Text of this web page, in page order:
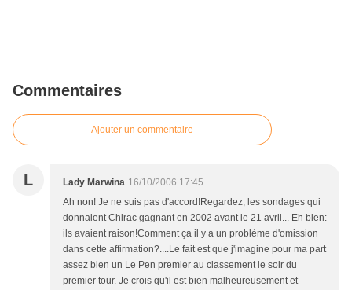
Commentaires
Ajouter un commentaire
L Lady Marwina 16/10/2006 17:45
Ah non! Je ne suis pas d'accord!Regardez, les sondages qui
donnaient Chirac gagnant en 2002 avant le 21 avril... Eh bien:
ils avaient raison!Comment ça il y a un problème d'omission
dans cette affirmation?....Le fait est que j'imagine pour ma part
assez bien un Le Pen premier au classement le soir du
premier tour. Je crois qu'il est bien malheureusement et